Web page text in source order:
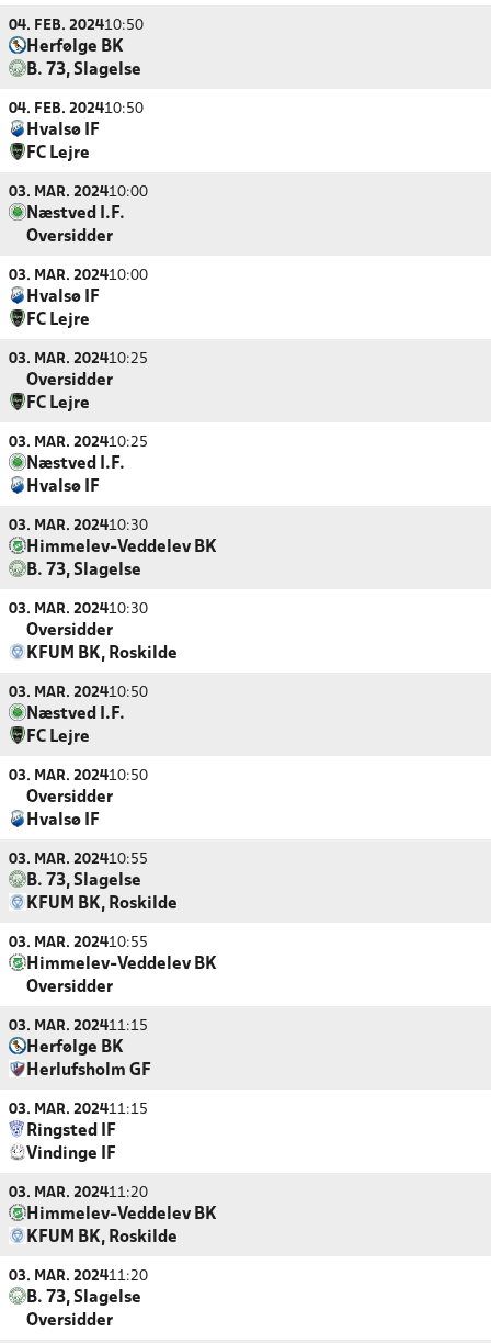
04. FEB. 202410:50
Herfølge BK
B. 73, Slagelse
04. FEB. 202410:50
Hvalsø IF
FC Lejre
03. MAR. 202410:00
Næstved I.F.
Oversidder
03. MAR. 202410:00
Hvalsø IF
FC Lejre
03. MAR. 202410:25
Oversidder
FC Lejre
03. MAR. 202410:25
Næstved I.F.
Hvalsø IF
03. MAR. 202410:30
Himmelev-Veddelev BK
B. 73, Slagelse
03. MAR. 202410:30
Oversidder
KFUM BK, Roskilde
03. MAR. 202410:50
Næstved I.F.
FC Lejre
03. MAR. 202410:50
Oversidder
Hvalsø IF
03. MAR. 202410:55
B. 73, Slagelse
KFUM BK, Roskilde
03. MAR. 202410:55
Himmelev-Veddelev BK
Oversidder
03. MAR. 202411:15
Herfølge BK
Herlufsholm GF
03. MAR. 202411:15
Ringsted IF
Vindinge IF
03. MAR. 202411:20
Himmelev-Veddelev BK
KFUM BK, Roskilde
03. MAR. 202411:20
B. 73, Slagelse
Oversidder